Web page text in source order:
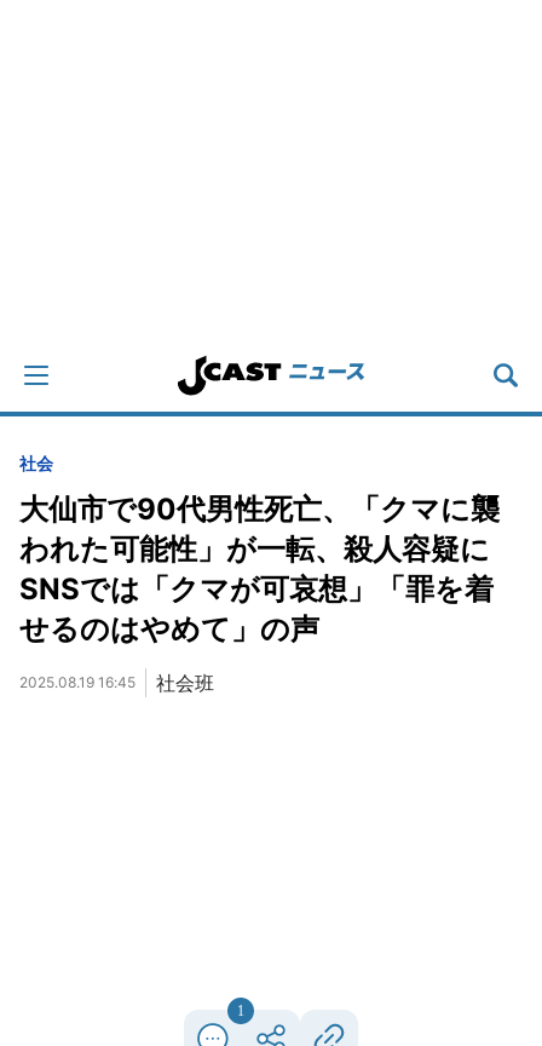
社会
大仙市で90代男性死亡、「クマに襲
われた可能性」が一転、殺人容疑に
SNSでは「クマが可哀想」「罪を着
せるのはやめて」の声
2025.08.19 16:45 社会班
1